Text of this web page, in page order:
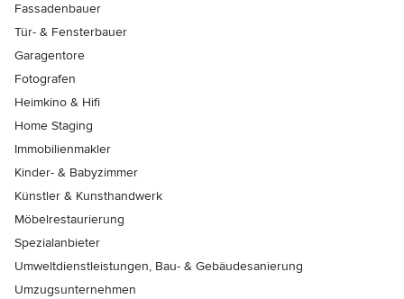
Fassadenbauer
Tür- & Fensterbauer
Garagentore
Fotografen
Heimkino & Hifi
Home Staging
Immobilienmakler
Kinder- & Babyzimmer
Künstler & Kunsthandwerk
Möbelrestaurierung
Spezialanbieter
Umweltdienstleistungen, Bau- & Gebäudesanierung
Umzugsunternehmen